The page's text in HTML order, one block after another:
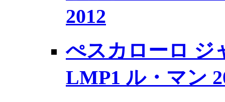
2012
ぺスカローロ ジ
LMP1 ル・マン